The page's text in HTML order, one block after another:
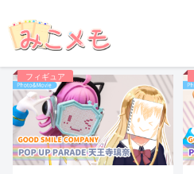
フィギュア